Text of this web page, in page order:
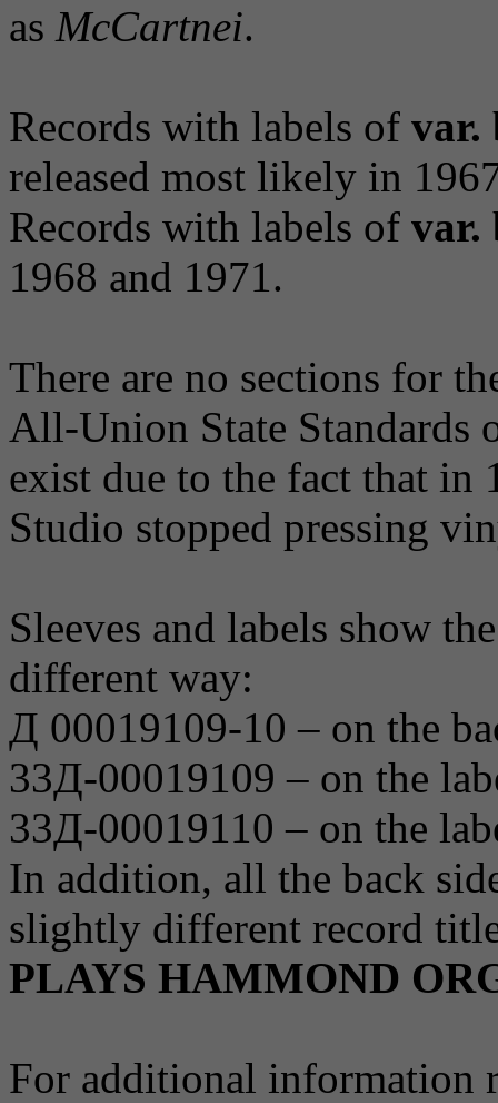
as McCartnei.
Records with labels of var.
released most likely in
Records with labels of var.
1968 and 1971.
There are no sections for
All-Union State Standards
exist due to the fact that
Studio stopped pressing
Sleeves and labels show
different way:
Д 00019109-10 – on the
33Д-00019109 – on the
33Д-00019110 – on the
In addition, all the back
slightly different record
PLAYS HAMMOND
For additional information